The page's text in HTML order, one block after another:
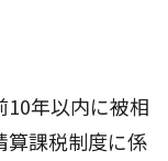
年以内に被相
算課税制度に係